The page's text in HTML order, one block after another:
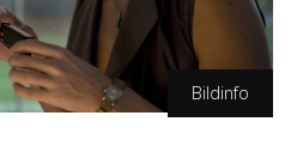
Bildinfo